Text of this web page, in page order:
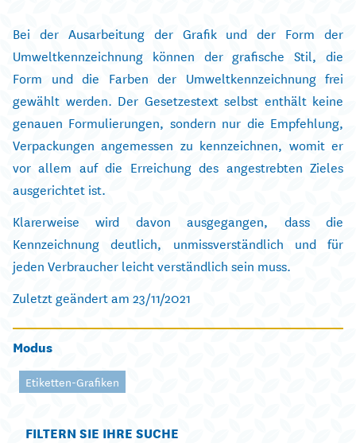
Bei der Ausarbeitung der Grafik und der Form der
Umweltkennzeichnung können der grafische Stil, die
Form und die Farben der Umweltkennzeichnung frei
gewählt werden. Der Gesetzestext selbst enthält keine
genauen Formulierungen, sondern nur die Empfehlung,
Verpackungen angemessen zu kennzeichnen, womit er
vor allem auf die Erreichung des angestrebten Zieles
ausgerichtet ist.
Klarerweise wird davon ausgegangen, dass die
Kennzeichnung deutlich, unmissverständlich und für
jeden Verbraucher leicht verständlich sein muss.
Zuletzt geändert am 23/11/2021
Modus
Etiketten-Grafiken
FILTERN SIE IHRE SUCHE